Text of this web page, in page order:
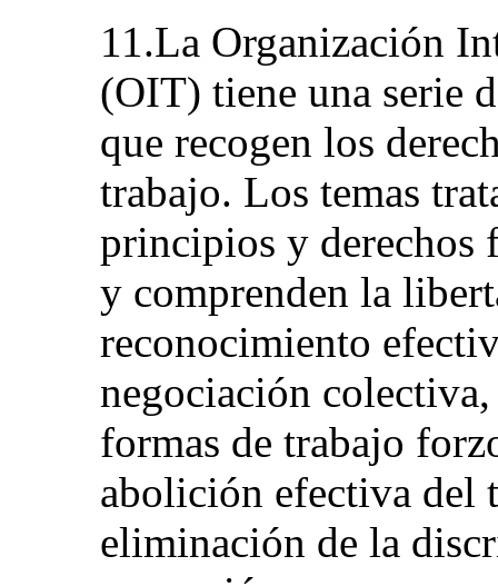
11.La Organización
(OIT) tiene una serie
que recogen los
trabajo. Los temas
principios y derechos
y comprenden la
reconocimiento
negociación
formas de trabajo
abolición efectiva del
eliminación de la